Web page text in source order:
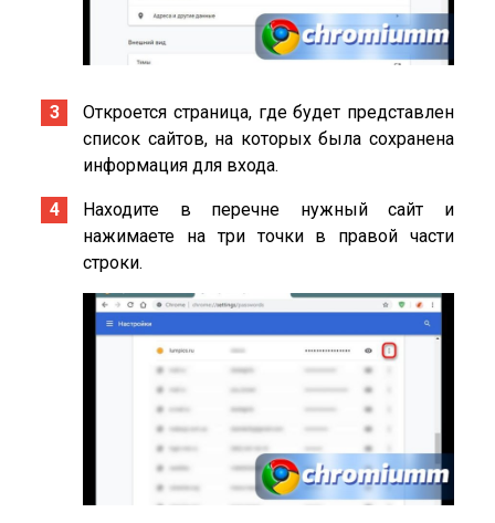
Откроется страница, где будет представлен
список сайтов, на которых была сохранена
информация для входа.
Находите в перечне нужный сайт и
нажимаете на три точки в правой части
строки.